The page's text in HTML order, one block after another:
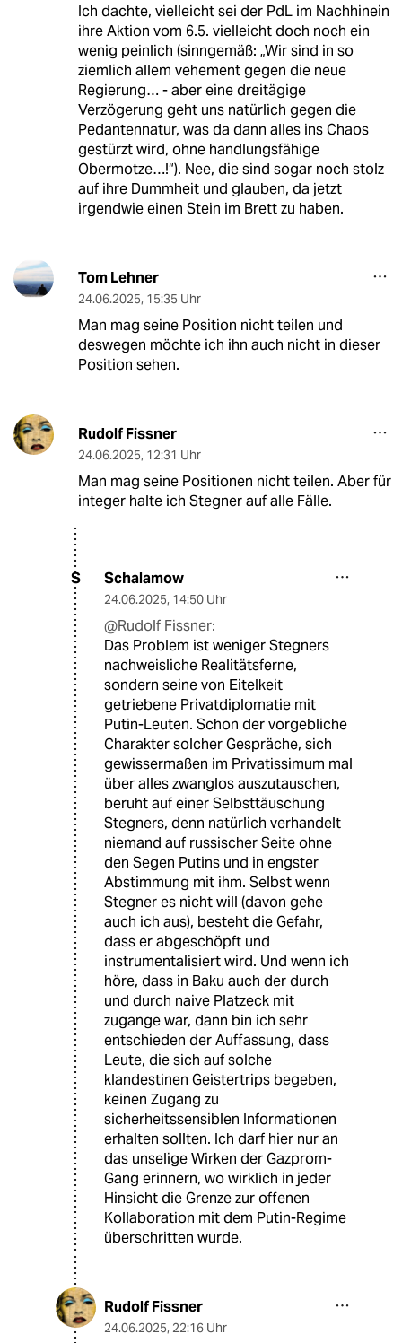
Ich dachte, vielleicht sei der PdL im Nachhinein
ihre Aktion vom 6.5. vielleicht doch noch ein
wenig peinlich (sinngemäß: „Wir sind in so
ziemlich allem vehement gegen die neue
Regierung… - aber eine dreitägige
Verzögerung geht uns natürlich gegen die
Pedantennatur, was da dann alles ins Chaos
gestürzt wird, ohne handlungsfähige
Obermotze…!“). Nee, die sind sogar noch stolz
auf ihre Dummheit und glauben, da jetzt
irgendwie einen Stein im Brett zu haben.
Tom Lehner
24.06.2025, 15:35 Uhr
Man mag seine Position nicht teilen und
deswegen möchte ich ihn auch nicht in dieser
Position sehen.
Rudolf Fissner
24.06.2025, 12:31 Uhr
Man mag seine Positionen nicht teilen. Aber für
integer halte ich Stegner auf alle Fälle.
S Schalamow
24.06.2025, 14:50 Uhr
@Rudolf Fissner:
Das Problem ist weniger Stegners
nachweisliche Realitätsferne,
sondern seine von Eitelkeit
getriebene Privatdiplomatie mit
Putin-Leuten. Schon der vorgebliche
Charakter solcher Gespräche, sich
gewissermaßen im Privatissimum mal
über alles zwanglos auszutauschen,
beruht auf einer Selbsttäuschung
Stegners, denn natürlich verhandelt
niemand auf russischer Seite ohne
den Segen Putins und in engster
Abstimmung mit ihm. Selbst wenn
Stegner es nicht will (davon gehe
auch ich aus), besteht die Gefahr,
dass er abgeschöpft und
instrumentalisiert wird. Und wenn ich
höre, dass in Baku auch der durch
und durch naive Platzeck mit
zugange war, dann bin ich sehr
entschieden der Auffassung, dass
Leute, die sich auf solche
klandestinen Geistertrips begeben,
keinen Zugang zu
sicherheitssensiblen Informationen
erhalten sollten. Ich darf hier nur an
das unselige Wirken der Gazprom-
Gang erinnern, wo wirklich in jeder
Hinsicht die Grenze zur offenen
Kollaboration mit dem Putin-Regime
überschritten wurde.
Rudolf Fissner
24.06.2025, 22:16 Uhr